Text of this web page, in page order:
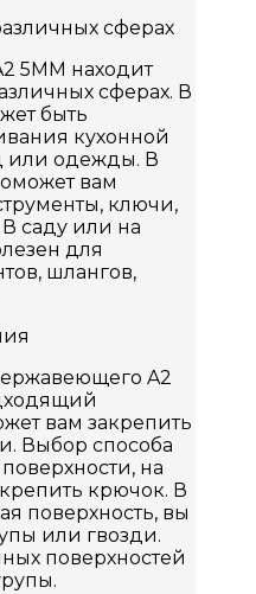
сферах
5MM находит
сферах. В
быть
кухонной
или одежды. В
вам
ключи,
саду или на
для
шлангов,
A2
вам закрепить
Выбор способа
на
крючок. В
поверхность, вы
или гвозди.
поверхностей